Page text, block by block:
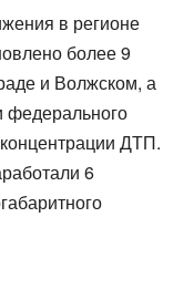
в регионе
более 9
и Волжском, а
федерального
ДТП.
6